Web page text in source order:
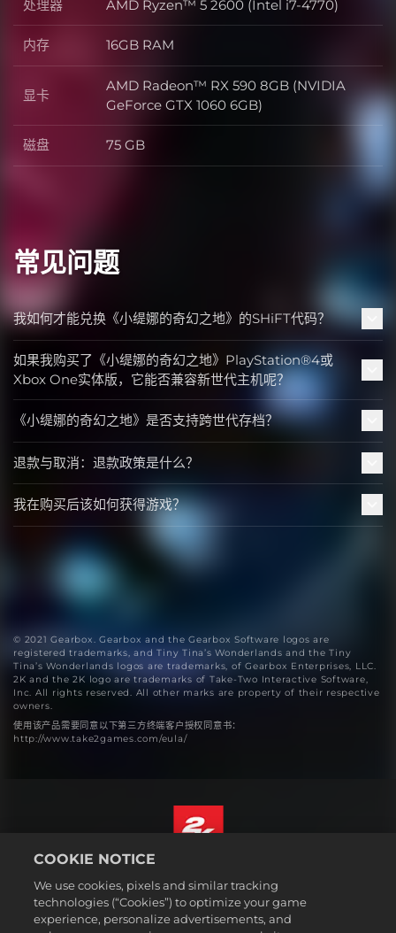
处理器 处理器
AMD Ryzen™ 5 2600 (Intel i7-4770)
内存 内存
16GB RAM
显卡 显卡
AMD Radeon™ RX 590 8GB (NVIDIA
GeForce GTX 1060 6GB)
磁盘 磁盘
75 GB
常见问题
我如何才能兑换《小缇娜的奇幻之地》的SHiFT代码？
如果我购买了《小缇娜的奇幻之地》PlayStation®4或
Xbox One实体版，它能否兼容新世代主机呢？
《小缇娜的奇幻之地》是否支持跨世代存档？
退款与取消：退款政策是什么？
我在购买后该如何获得游戏？
© 2021 Gearbox. Gearbox and the Gearbox Software logos are
registered trademarks, and Tiny Tina’s Wonderlands and the Tiny
Tina’s Wonderlands logos are trademarks, of Gearbox Enterprises, LLC.
2K and the 2K logo are trademarks of Take-Two Interactive Software,
Inc. All rights reserved. All other marks are property of their respective
owners.
使用该产品需要同意以下第三方终端客户授权同意书：
http://www.take2games.com/eula/
法规
隐私政策
简体中文
COOKIE NOTICE
We use cookies, pixels and similar tracking
technologies (“Cookies”) to optimize your game
experience, personalize advertisements, and